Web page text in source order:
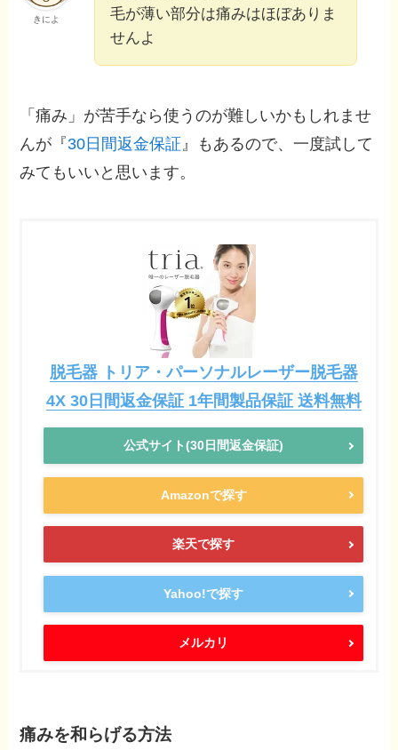
きによ
毛が薄い部分は痛みはほぼありま
せんよ
「痛み」が苦手なら使うのが難しいかもしれませ
んが『30日間返金保証』もあるので、一度試して
みてもいいと思います。
脱毛器 トリア・パーソナルレーザー脱毛器
4X 30日間返金保証 1年間製品保証 送料無料
公式サイト(30日間返金保証)
Amazonで探す
楽天で探す
Yahoo!で探す
メルカリ
痛みを和らげる方法